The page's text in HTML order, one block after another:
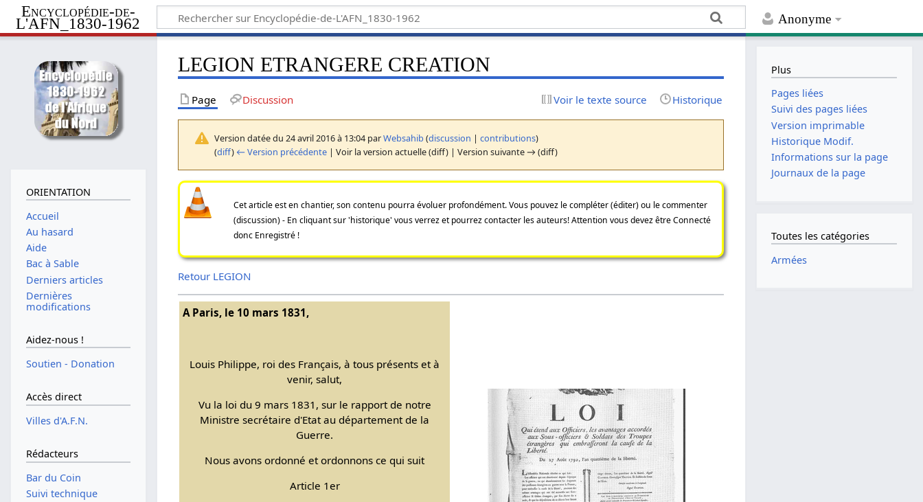
Anonyme
Encyclopédie-de-
L'AFN_1830-1962
LEGION ETRANGERE CREATION
Page Discussion Voir le texte source Historique
Version datée du 24 avril 2016 à 13:04 parWebsahib (discussion |contributions)
(diff) ← Version précédente | Voir la version actuelle (diff) | Version suivante → (diff)
Cet article est en chantier, son contenu pourra évoluer profondément. Vous pouvez le compléter (éditer) ou le commenter
(discussion) - En cliquant sur 'historique' vous verrez et pourrez contacter les auteurs! Attention vous devez être Connecté
donc Enregistré !
Retour LEGION
A Paris, le 10 mars 1831,
Louis Philippe, roi des Français, à tous présents et à
venir, salut,
Vu la loi du 9 mars 1831, sur le rapport de notre
Ministre secrétaire d'Etat au département de la
Guerre.
Nous avons ordonné et ordonnons ce qui suit
Article 1er
ORIENTATION
Accueil
Au hasard
Aide
Bac à Sable
Derniers articles
Dernières
modifications
Aidez-nous !
Soutien - Donation
Accès direct
Villes d'A.F.N.
Rédacteurs
Bar du Coin
Suivi technique
Plus
Pages liées
Suivi des pages liées
Version imprimable
Historique Modif.
Informations sur la page
Journaux de la page
Toutes les catégories
Armées